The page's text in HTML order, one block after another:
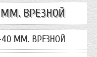
ММ. ВРЕЗНОЙ
40 ММ. ВРЕЗНОЙ